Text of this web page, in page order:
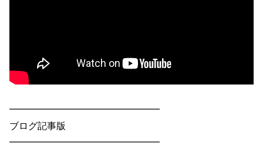
━━━━━━━━━━━━━━━━
ブログ記事版
━━━━━━━━━━━━━━━━